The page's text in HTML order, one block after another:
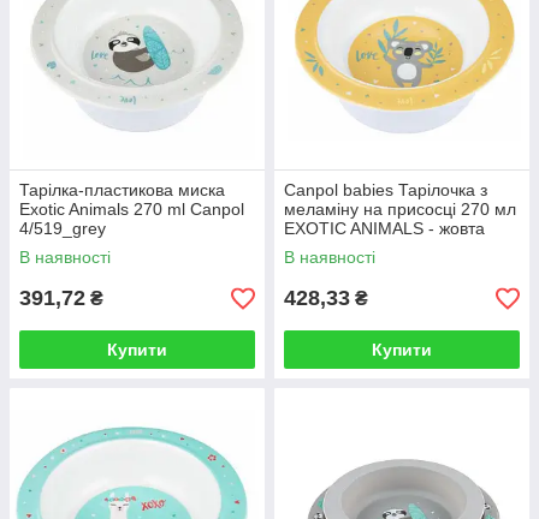
Тарілка-пластикова миска
Exotic Animals 270 ml Canpol
4/519_grey
В наявності
391,72 ₴
Купити
Canpol babies Тарiлочка з
меламiну на присосцi 270 мл
EXOTIC ANIMALS - жовта
4/519
В наявності
428,33 ₴
Купити